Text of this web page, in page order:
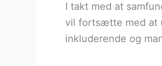
I takt med at
vil fortsætte med at
inkluderende og